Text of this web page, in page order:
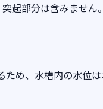
起部分は含みません。
め、水槽内の水位